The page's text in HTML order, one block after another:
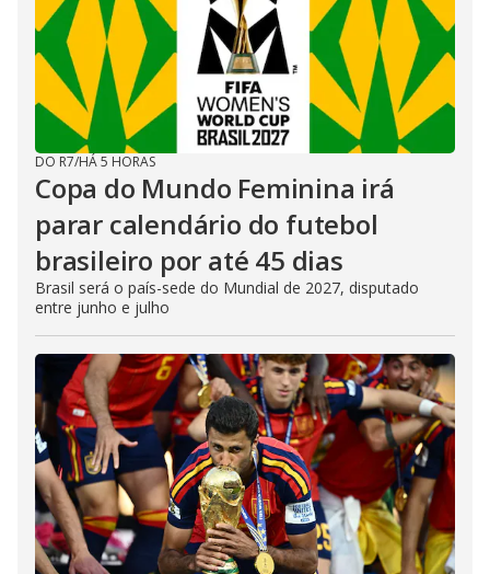
DO R7/HÁ 5 HORAS
Copa do Mundo Feminina irá
parar calendário do futebol
brasileiro por até 45 dias
Brasil será o país-sede do Mundial de 2027, disputado
entre junho e julho